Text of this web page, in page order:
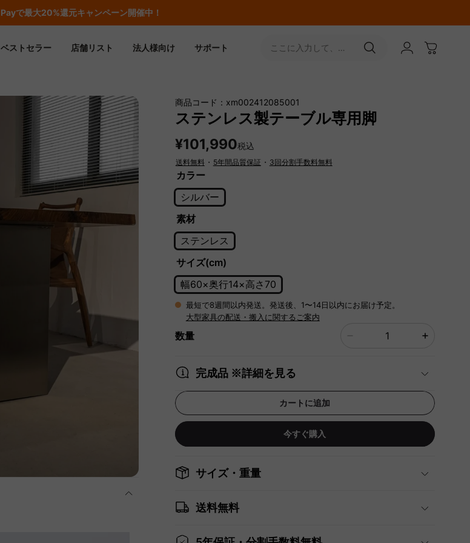
Payで最大20%還元キャンペーン開催中！
ベストセラー 店舗リスト 法人様向け サポート
ここに入力して、
商品コード：xm002412085001
ステンレス製テーブル専用脚
¥101,990税込
送料無料 ・ 5年間品質保証 ・ 3回分割手数料無料
カラー
シルバー
素材
ステンレス
サイズ(cm)
幅60×奥行14×高さ70
最短で8週間以内発送。発送後、1〜14日以内にお届け予定。
大型家具の配送・搬入に関するご案内
数量
完成品 ※詳細を見る
カートに追加
今すぐ購入
サイズ・重量
送料無料